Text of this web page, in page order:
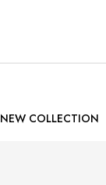
NEW COLLECTION